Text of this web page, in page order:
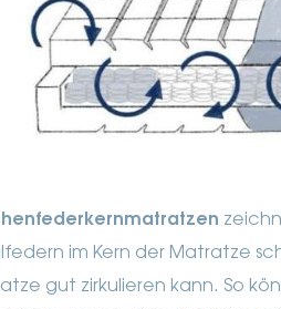
im Kern der Matratze
gut zirkulieren kann. So